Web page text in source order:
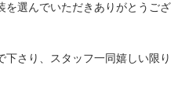
を選んでいただきありがとうござ
さり、スタッフ一同嬉しい限り